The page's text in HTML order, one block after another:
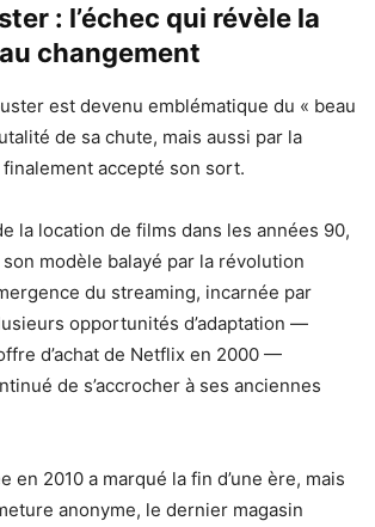
: l’échec qui révèle la
changement
est devenu emblématique du « beau
de sa chute, mais aussi par la
accepté son sort.
la location de films dans les années 90,
modèle balayé par la révolution
du streaming, incarnée par
opportunités d’adaptation —
d’achat de Netflix en 2000 —
de s’accrocher à ses anciennes
en 2010 a marqué la fin d’une ère, mais
anonyme, le dernier magasin